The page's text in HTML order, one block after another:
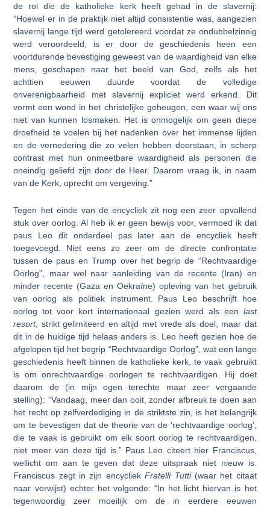
de rol die de katholieke kerk heeft gehad in de slavernij:
“Hoewel er in de praktijk niet altijd consistentie was, aangezien
slavernij lange tijd werd getolereerd voordat ze ondubbelzinnig
werd veroordeeld, is er door de geschiedenis heen een
voortdurende bevestiging geweest van de waardigheid van elke
mens, geschapen naar het beeld van God, zelfs als het
achttien eeuwen duurde voordat de volledige
onverenigbaarheid met slavernij expliciet werd erkend. Dit
vormt een wond in het christelijke geheugen, een waar wij ons
niet van kunnen losmaken. Het is onmogelijk om geen diepe
droefheid te voelen bij het nadenken over het immense lijden
en de vernedering die zo velen hebben doorstaan, in scherp
contrast met hun onmeetbare waardigheid als personen die
oneindig geliefd zijn door de Heer. Daarom vraag ik, in naam
van de Kerk, oprecht om vergeving.”
Tegen het einde van de encycliek zit nog een zeer opvallend
stuk over oorlog. Al heb ik er geen bewijs voor, vermoed ik dat
paus Leo dit onderdeel pas later aan de encycliek heeft
toegevoegd. Niet eens zo zeer om de directe confrontatie
tussen de paus en Trump over het begrip de “Rechtvaardige
Oorlog”, maar wel naar aanleiding van de recente (Iran) en
minder recente (Gaza en Oekraïne) opleving van het gebruik
van oorlog als politiek instrument. Paus Leo beschrijft hoe
oorlog tot voor kort internationaal gezien werd als een last
resort, strikt gelimiteerd en altijd met vrede als doel, maar dat
dit in de huidige tijd helaas anders is. Leo heeft gezien hoe de
afgelopen tijd het begrip “Rechtvaardige Oorlog”, wat een lange
geschiedenis heeft binnen de katholieke kerk, te vaak gebruikt
is om onrechtvaardige oorlogen te rechtvaardigen. Hij doet
daarom de (in mijn ogen terechte maar zeer vergaande
stelling): “Vandaag, meer dan ooit, zonder afbreuk te doen aan
het recht op zelfverdediging in de striktste zin, is het belangrijk
om te bevestigen dat de theorie van de ‘rechtvaardige oorlog’,
die te vaak is gebruikt om elk soort oorlog te rechtvaardigen,
niet meer van deze tijd is.” Paus Leo citeert hier Franciscus,
wellicht om aan te geven dat deze uitspraak niet nieuw is.
Franciscus zegt in zijn encycliekFratelli Tutti (waar het citaat
naar verwijst) echter het volgende: “In het licht hiervan is het
tegenwoordig zeer moeilijk om de in eerdere eeuwen